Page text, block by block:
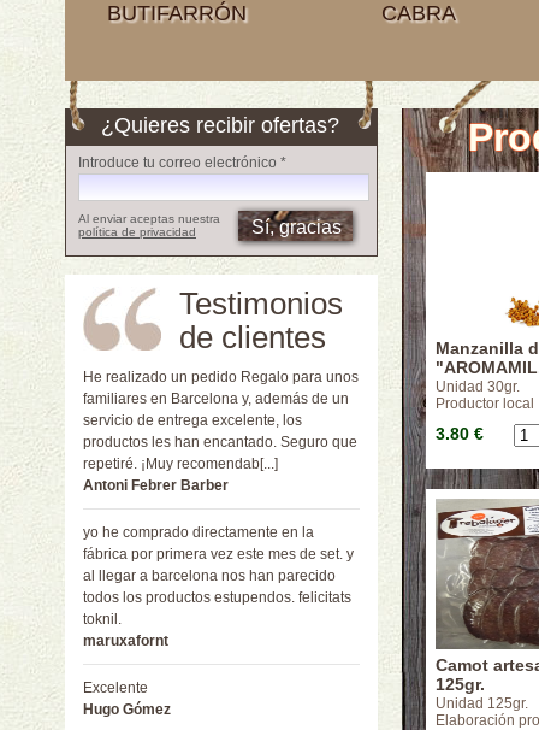
BUTIFARRÓN CABRA
¿Quieres recibir ofertas?
Introduce tu correo electrónico *
Al enviar aceptas nuestra
política de privacidad
Testimonios
de clientes
He realizado un pedido Regalo para unos
familiares en Barcelona y, además de un
servicio de entrega excelente, los
productos les han encantado. Seguro que
repetiré. ¡Muy recomendab[...]
Antoni Febrer Barber
yo he comprado directamente en la
fábrica por primera vez este mes de set. y
al llegar a barcelona nos han parecido
todos los productos estupendos. felicitats
toknil.
maruxafornt
Excelente
Hugo Gómez
Manzanilla
Unidad 30gr.
Productor local
3.80 €
Camot
125gr.
Unidad 125gr.
Elaboración